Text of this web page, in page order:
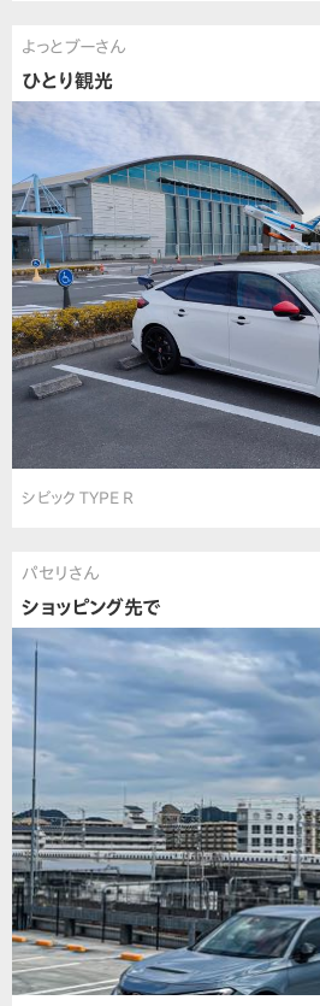
よっとブーさん
ひとり観光
シビック TYPE R
パセリさん
ショッピング先で